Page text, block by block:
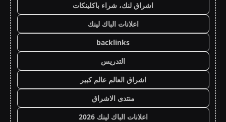
اشراق لنك، شراء باكلينكات
اعلانات الباك لينك
backlinks
التدريس
اشراق العالم عالم كبير
منتدى الاشراق
اعلانات الباك لينك 2026